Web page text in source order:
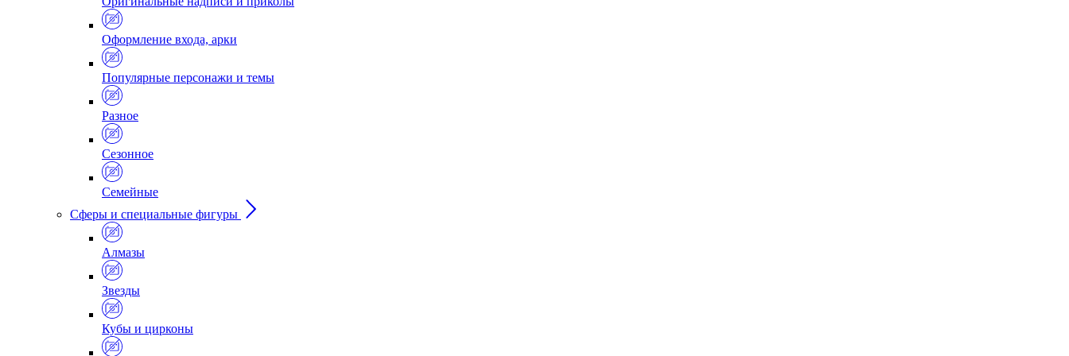
Оформление входа, арки
Популярные персонажи и темы
Разное
Сезонное
Семейные
Сферы и специальные фигуры
Алмазы
Звезды
Кубы и цирконы